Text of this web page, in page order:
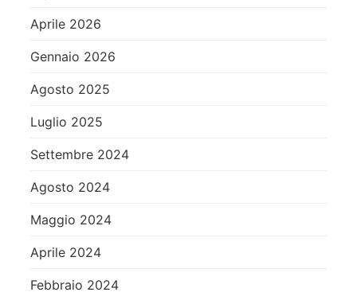
Aprile 2026
Gennaio 2026
Agosto 2025
Luglio 2025
Settembre 2024
Agosto 2024
Maggio 2024
Aprile 2024
Febbraio 2024